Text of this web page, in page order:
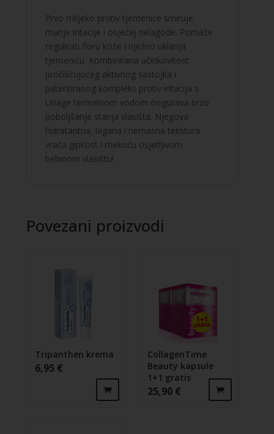
Prvo mlijeko protiv tjemenice smiruje
manje iritacije i osjećaj nelagode. Pomaže
regulirati floru kože i nježno uklanja
tjemenicu. Kombinirana učinkovitost
pročišćujućeg aktivnog sastojka i
patentiranog kompleks protiv iritacija s
Uriage termalnom vodom osigurava brzo
poboljšanje stanja vlasišta. Njegova
hidratantna, lagana i nemasna tekstura
vraća gipkost i mekoću osjetljivom
bebinom vlasištu!
Povezani proizvodi
Tripanthen krema
6,95 €
CollagenTime
Beauty kapsule
1+1 gratis
25,90 €